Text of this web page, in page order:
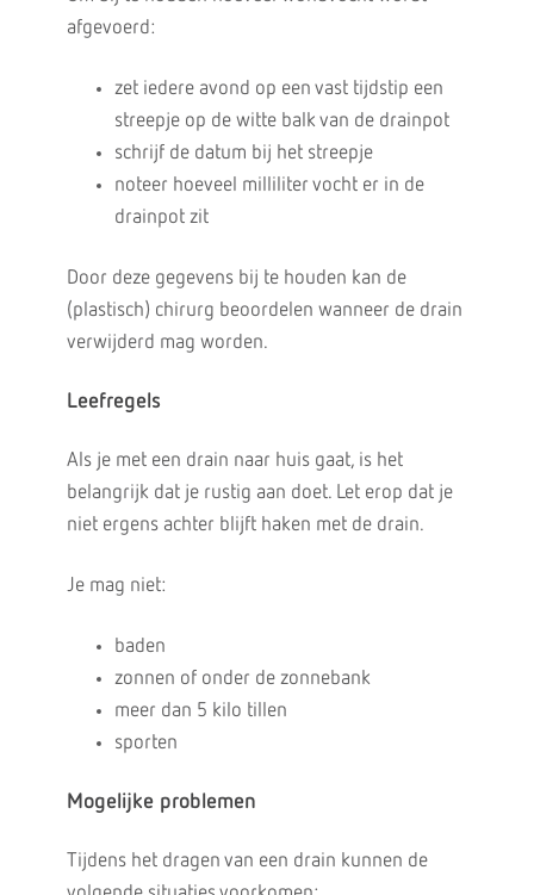
afgevoerd:
zet iedere avond op een vast tijdstip een
streepje op de witte balk van de drainpot
schrijf de datum bij het streepje
noteer hoeveel milliliter vocht er in de
drainpot zit
Door deze gegevens bij te houden kan de
(plastisch) chirurg beoordelen wanneer de drain
verwijderd mag worden.
Leefregels
Als je met een drain naar huis gaat, is het
belangrijk dat je rustig aan doet. Let erop dat je
niet ergens achter blijft haken met de drain.
Je mag niet:
baden
zonnen of onder de zonnebank
meer dan 5 kilo tillen
sporten
Mogelijke problemen
Tijdens het dragen van een drain kunnen de